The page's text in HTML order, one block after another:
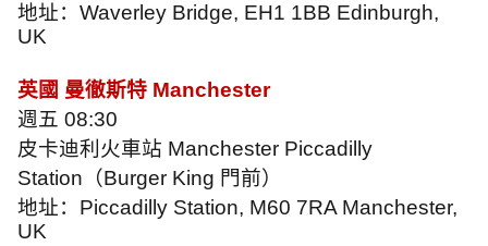
地址： Waverley Bridge, EH1 1BB Edinburgh,
UK
英國 曼徹斯特 Manchester
週五 08:30
皮卡迪利火車站 Manchester Piccadilly
Station （Burger King 門前）
地址： Piccadilly Station, M60 7RA Manchester,
UK